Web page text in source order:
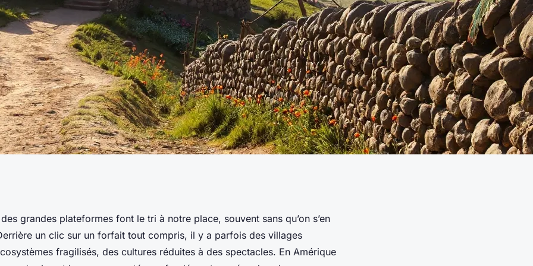
le tourisme éco-
Latine
grandes plateformes font le tri à notre place, souvent sans qu’on s’en
un clic sur un forfait tout compris, il y a parfois des villages
fragilisés, des cultures réduites à des spectacles. En Amérique